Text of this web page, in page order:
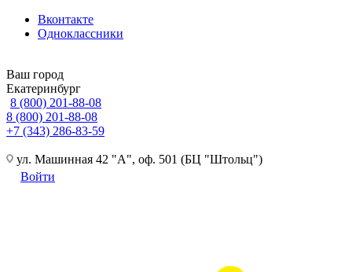
Вконтакте
Одноклассники
Ваш город
Екатеринбург
8 (800) 201-88-08
8 (800) 201-88-08
+7 (343) 286-83-59
ул. Машинная 42 "А", оф. 501 (БЦ "Штольц")
Войти